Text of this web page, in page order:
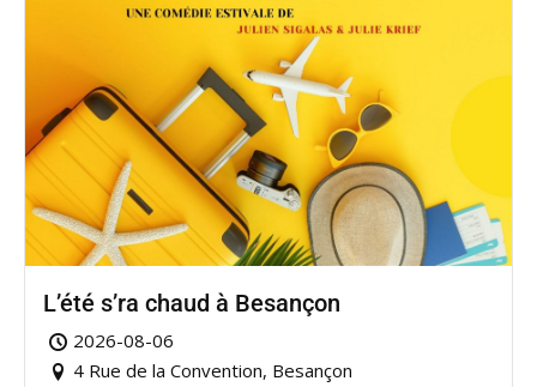
L’été s’ra chaud à Besançon
2026-08-06
4 Rue de la Convention, Besançon